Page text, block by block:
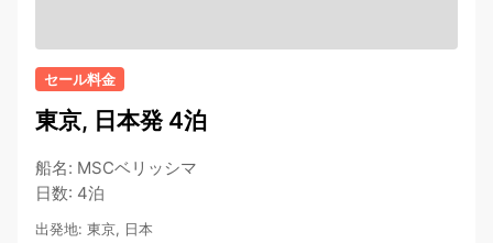
セール料金
東京, 日本発 4泊
船名: MSCベリッシマ
日数: 4泊
出発地: 東京, 日本